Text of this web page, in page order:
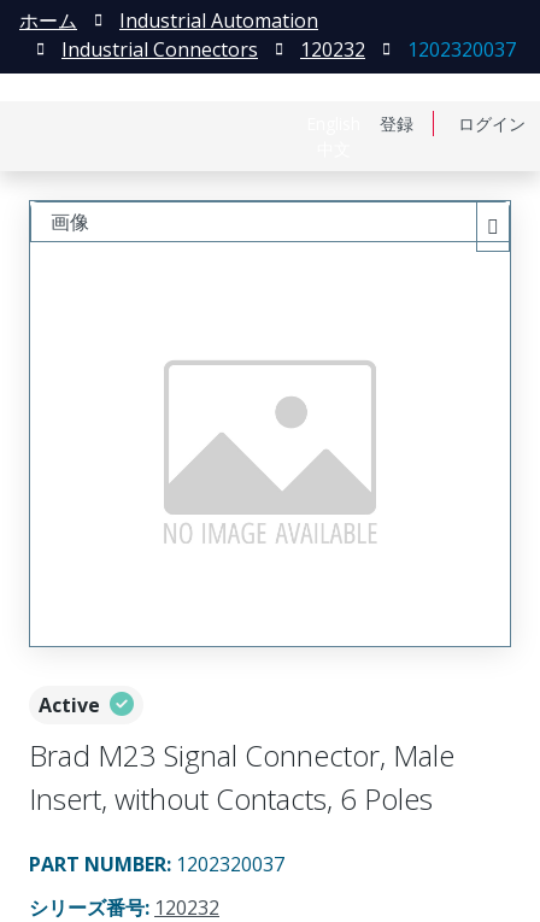
登録 ログイン
ホーム
Industrial Automation
Industrial Connectors
120232 1202320037
Active
Brad M23 Signal Connector, Male
Insert, without Contacts, 6 Poles
PART NUMBER: 1202320037
シリーズ番号: 120232
画像